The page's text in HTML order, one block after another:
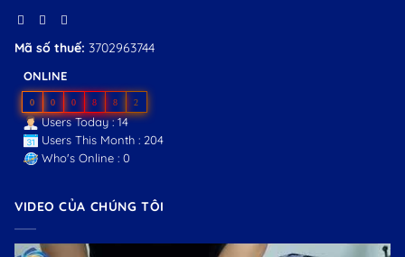
Mã số thuế: 3702963744
ONLINE
0 0 0 8 8 2
Users Today : 14
Users This Month : 204
Who's Online : 0
VIDEO CỦA CHÚNG TÔI